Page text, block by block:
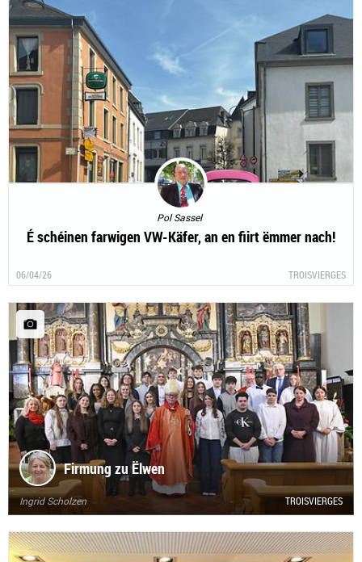
Pol Sassel
É schéinen farwigen VW-Käfer, an en fiirt ëmmer nach!
06/04/26 TROISVIERGES
Firmung zu Ëlwen
Ingrid Scholzen TROISVIERGES